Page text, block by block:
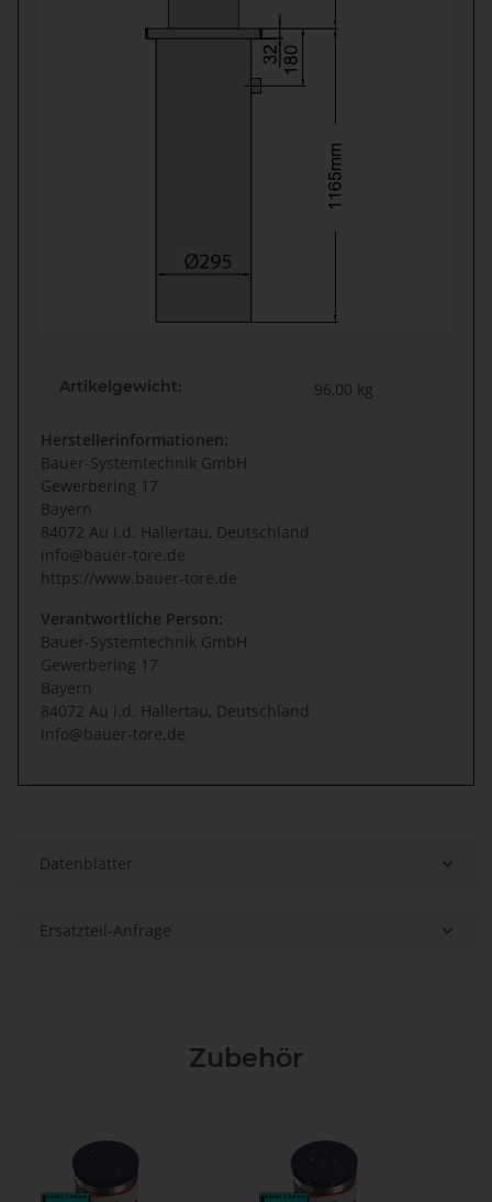
Artikelgewicht: 96,00 kg
Herstellerinformationen:
Bauer-Systemtechnik GmbH
Gewerbering 17
Bayern
84072 Au i.d. Hallertau, Deutschland
info@bauer-tore.de
https://www.bauer-tore.de
Verantwortliche Person:
Bauer-Systemtechnik GmbH
Gewerbering 17
Bayern
84072 Au i.d. Hallertau, Deutschland
info@bauer-tore.de
Datenblätter
Ersatzteil-Anfrage
Zubehör